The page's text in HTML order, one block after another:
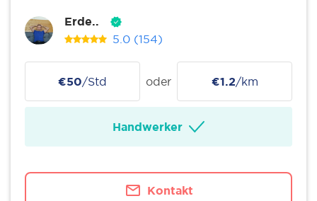
Erde..
5.0 (154)
€50/Std oder €1.2/km
Handwerker
Kontakt